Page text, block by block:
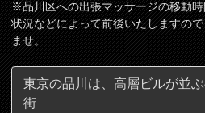
※品川区への出張マッサージの移動
状況などによって前後いたしますの
ませ。
東京の品川は、高層ビルが並
街